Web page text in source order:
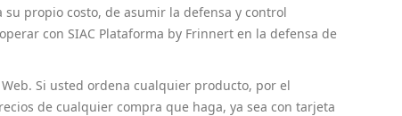
propio costo, de asumir la defensa y control
con SIAC Plataforma by Frinnert en la defensa de
Si usted ordena cualquier producto, por el
de cualquier compra que haga, ya sea con tarjeta